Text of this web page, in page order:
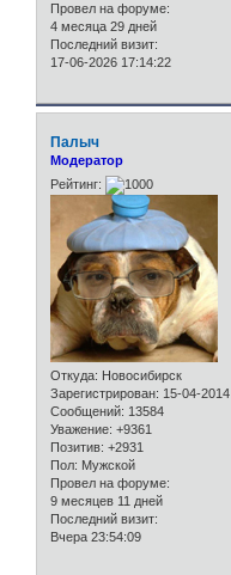
Провел на форуме:
4 месяца 29 дней
Последний визит:
17-06-2026 17:14:22
Палыч
Модератор
Рейтинг:
Откуда: Новосибирск
Зарегистрирован: 15-04-2014
Сообщений: 13584
Уважение: +9361
Позитив: +2931
Пол: Мужской
Провел на форуме:
9 месяцев 11 дней
Последний визит:
Вчера 23:54:09